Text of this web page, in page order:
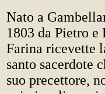
Nato a
1803 da Pietro
Farina ricevette
santo sacerdote
suo precettore,